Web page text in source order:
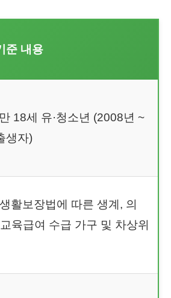
준 내용
18세 유·청소년 (2008년 ~
생자)
활보장법에 따른 생계, 의
육급여 수급 가구 및 차상위